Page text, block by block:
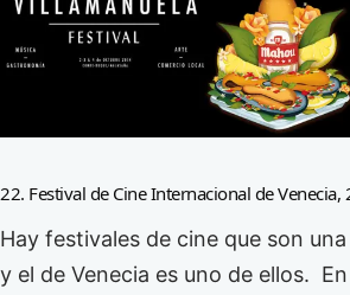
22. Festival de Cine Internacional de
Hay festivales de cine que son
y el de Venecia es uno de ellos.